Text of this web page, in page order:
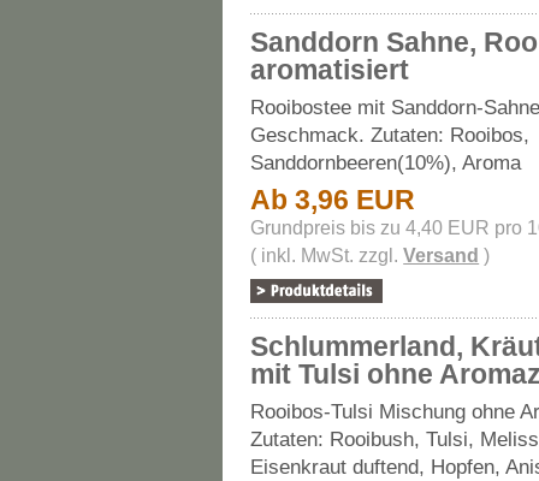
Sanddorn Sahne,
aromatisiert
Rooibostee mit Sanddorn-
Geschmack. Zutaten: Rooibos,
Sanddornbeeren(10%), Aroma
Ab 3,96 EUR
Grundpreis bis zu 4,40 EUR pro
( inkl. MwSt. zzgl.Versand )
Schlummerland,
mit Tulsi ohne
Rooibos-Tulsi Mischung ohne
Zutaten: Rooibush, Tulsi,
Eisenkraut duftend, Hopfen,